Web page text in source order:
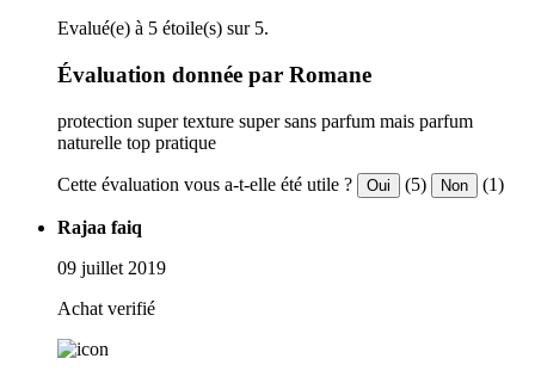
Evalué(e) à 5 étoile(s) sur 5.
Évaluation donnée par Romane
protection super texture super sans parfum mais parfum
naturelle top pratique
Cette évaluation vous a-t-elle été utile ? Oui (5) Non (1)
Rajaa faiq
09 juillet 2019
Achat verifié